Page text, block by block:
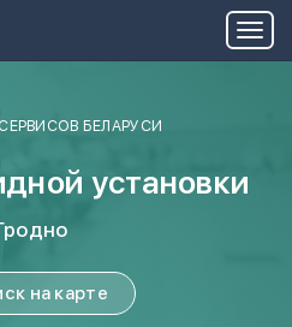
БЕЛАРУСИ
установки
на карте